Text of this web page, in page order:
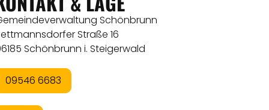
Schönbrunn
Straße 16
Schönbrunn i. Steigerwald
09546 6683